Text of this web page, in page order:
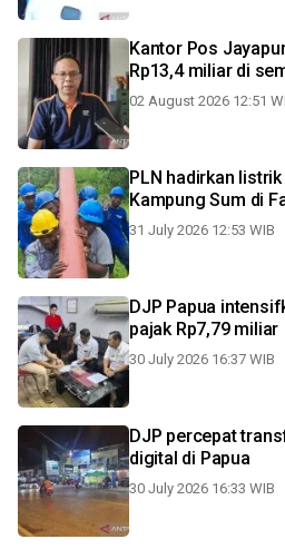
Kantor Pos
Rp13,4 miliar di
02 August 2026 12:51
PLN hadirkan
Kampung Sum di
31 July 2026 12:53 WIB
DJP Papua
pajak Rp7,79 miliar
30 July 2026 16:37 WIB
DJP percepat
digital di Papua
30 July 2026 16:33 WIB